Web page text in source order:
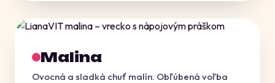
Malina
Ovocná a sladká chuť malín. Obľúbená voľba